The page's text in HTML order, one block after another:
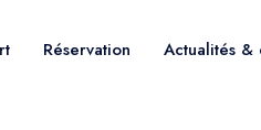
Réservation Actualités &